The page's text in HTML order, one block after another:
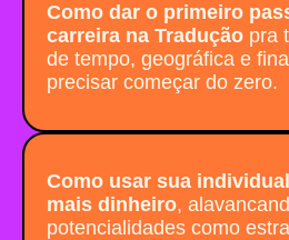
Como dar o primeiro
carreira na Tradução pra
de tempo, geográfica e
precisar começar do zero.
Como usar sua
mais dinheiro,
potencialidades como